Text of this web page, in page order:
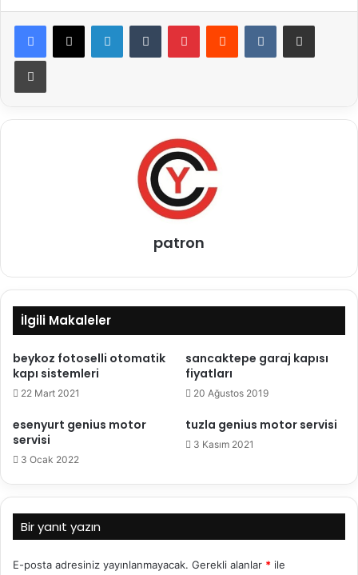
LinkedInTumblr PinterestReddit VKontakteE-Posta ile paylaş
Yazdır
patron
İlgili Makaleler
beykoz fotoselli otomatik
kapı sistemleri
22 Mart 2021
sancaktepe garaj kapısı
fiyatları
20 Ağustos 2019
esenyurt genius motor
servisi
3 Ocak 2022
tuzla genius motor servisi
3 Kasım 2021
Bir yanıt yazın
E-posta adresiniz yayınlanmayacak. Gerekli alanlar * ile